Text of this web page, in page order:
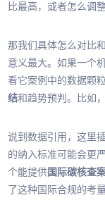
比最高 ，或者怎么调
那我们具体怎么对比
意义最大。如果一个
看它案例中的数据颗
结和趋势预判。比如
说到数据引用，这里
的纳入标准可能会更
个能提供 国际碳核查
了这种国际合规的考量